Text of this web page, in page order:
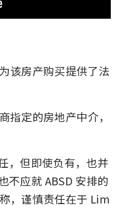
该房产购买提供了法
指定的房地产中介，
，但即使负有，也并
不应就 ABSD 安排的
，谨慎责任在于 Lim